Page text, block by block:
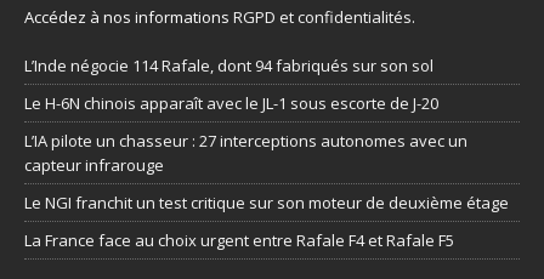
Accédez à nos informations RGPD et confidentialités.
L’Inde négocie 114 Rafale, dont 94 fabriqués sur son sol
Le H-6N chinois apparaît avec le JL-1 sous escorte de J-20
L’IA pilote un chasseur : 27 interceptions autonomes avec un
capteur infrarouge
Le NGI franchit un test critique sur son moteur de deuxième étage
La France face au choix urgent entre Rafale F4 et Rafale F5